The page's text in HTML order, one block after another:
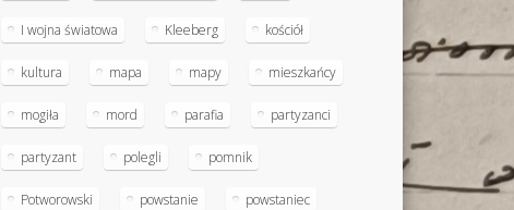
I wojna światowa Kleeberg kościół
kultura mapa mapy mieszkańcy
mogiła mord parafia partyzanci
partyzant polegli pomnik
Potworowski powstanie powstaniec